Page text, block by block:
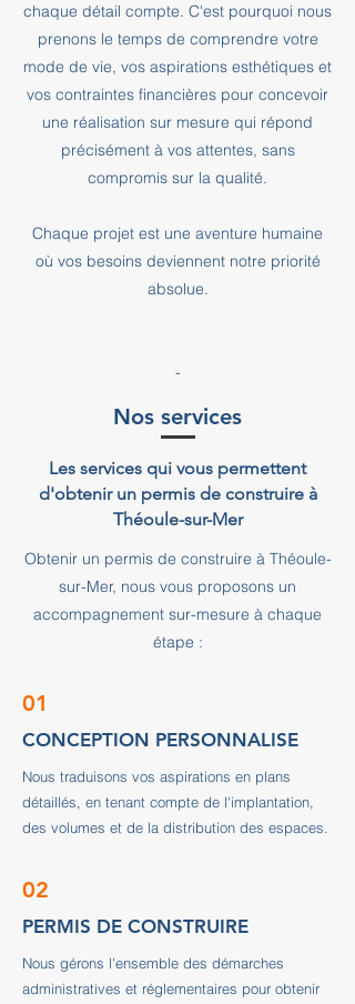
chaque détail compte. C'est pourquoi nous
prenons le temps de comprendre votre
mode de vie, vos aspirations esthétiques et
vos contraintes financières pour concevoir
une réalisation sur mesure qui répond
précisément à vos attentes, sans
compromis sur la qualité.
Chaque projet est une aventure humaine
où vos besoins deviennent notre priorité
absolue.
-
Nos services
Les services qui vous permettent
d'obtenir un permis de construire à
Théoule-sur-Mer
Obtenir un permis de construire à Théoule-
sur-Mer, nous vous proposons un
accompagnement sur-mesure à chaque
étape :
01
CONCEPTION PERSONNALISE
Nous traduisons vos aspirations en plans
détaillés, en tenant compte de l'implantation,
des volumes et de la distribution des espaces.
02
PERMIS DE CONSTRUIRE
Nous gérons l'ensemble des démarches
administratives et réglementaires pour obtenir